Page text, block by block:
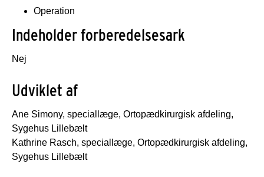
Operation
Indeholder forberedelsesark
Nej
Udviklet af
Ane Simony, speciallæge, Ortopædkirurgisk afdeling,
Sygehus Lillebælt
Kathrine Rasch, speciallæge, Ortopædkirurgisk afdeling,
Sygehus Lillebælt